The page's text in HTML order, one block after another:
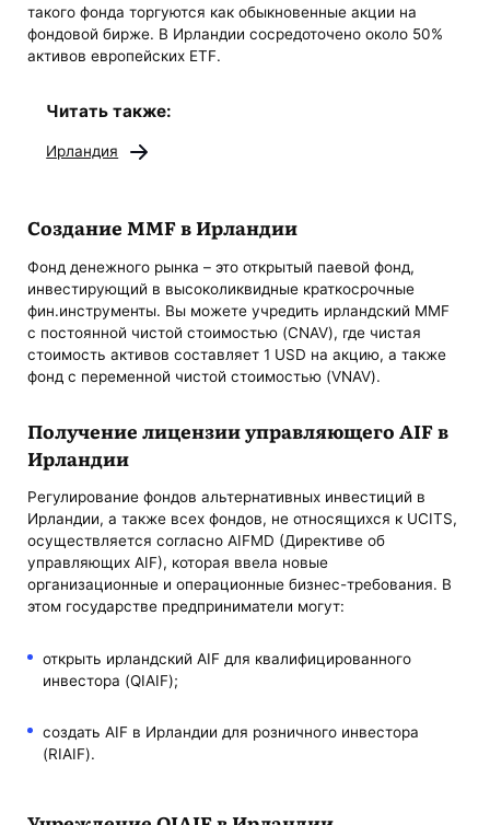
такого фонда торгуются как обыкновенные акции на
фондовой бирже. В Ирландии сосредоточено около 50%
активов европейских ETF.
Читать также:
Ирландия
Создание MMF в Ирландии
Фонд денежного рынка – это открытый паевой фонд,
инвестирующий в высоколиквидные краткосрочные
фин.инструменты. Вы можете учредить ирландский MMF
с постоянной чистой стоимостью (CNAV), где чистая
стоимость активов составляет 1 USD на акцию, а также
фонд с переменной чистой стоимостью (VNAV).
Получение лицензии управляющего AIF в
Ирландии
Регулирование фондов альтернативных инвестиций в
Ирландии, а также всех фондов, не относящихся к UCITS,
осуществляется согласно AIFMD (Директиве об
управляющих AIF), которая ввела новые
организационные и операционные бизнес-требования. В
этом государстве предприниматели могут:
открыть ирландский AIF для квалифицированного
инвестора (QIAIF);
создать AIF в Ирландии для розничного инвестора
(RIAIF).